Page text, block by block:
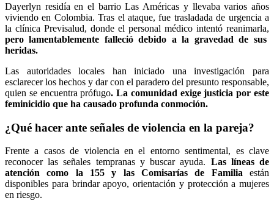
Dayerlyn residía en el barrio Las Américas y llevaba varios años
viviendo en Colombia. Tras el ataque, fue trasladada de urgencia a
la clínica Previsalud, donde el personal médico intentó reanimarla,
pero lamentablemente falleció debido a la gravedad de sus
heridas.
Las autoridades locales han iniciado una investigación para
esclarecer los hechos y dar con el paradero del presunto responsable,
quien se encuentra prófugo. La comunidad exige justicia por este
feminicidio que ha causado profunda conmoción.
¿Qué hacer ante señales de violencia en la pareja?
Frente a casos de violencia en el entorno sentimental, es clave
reconocer las señales tempranas y buscar ayuda. Las líneas de
atención como la 155 y las Comisarías de Familia están
disponibles para brindar apoyo, orientación y protección a mujeres
en riesgo.